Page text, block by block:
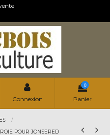
Connexion
0
Panier
POUR JONSERED